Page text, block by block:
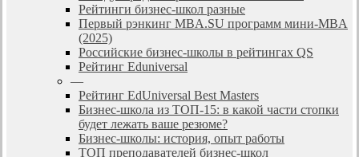
Рейтинги бизнес-школ разные
Первый рэнкинг MBA.SU программ мини-MBA
(2025)
Российские бизнес-школы в рейтингах QS
Рейтинг Eduniversal
—
Рейтинг EdUniversal Best Masters
Бизнес-школа из ТОП-15: в какой части стопки
будет лежать ваше резюме?
Бизнес-школы: история, опыт работы
ТОП преподавателей бизнес-школ